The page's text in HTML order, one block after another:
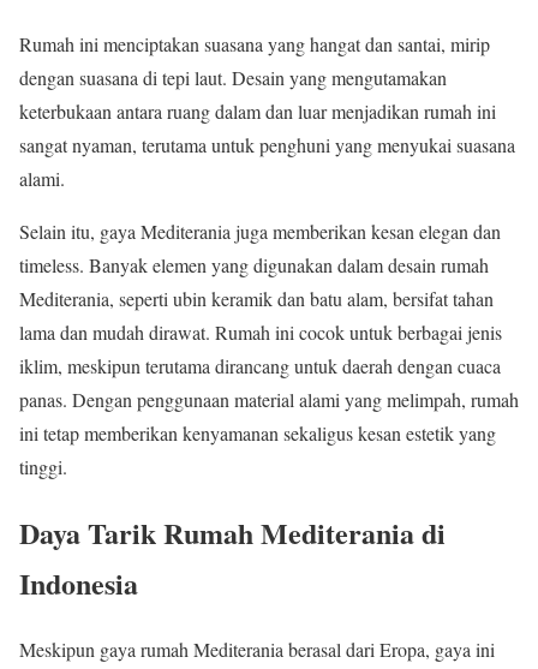
Rumah ini menciptakan suasana yang hangat dan santai, mirip
dengan suasana di tepi laut. Desain yang mengutamakan
keterbukaan antara ruang dalam dan luar menjadikan rumah ini
sangat nyaman, terutama untuk penghuni yang menyukai suasana
alami.
Selain itu, gaya Mediterania juga memberikan kesan elegan dan
timeless. Banyak elemen yang digunakan dalam desain rumah
Mediterania, seperti ubin keramik dan batu alam, bersifat tahan
lama dan mudah dirawat. Rumah ini cocok untuk berbagai jenis
iklim, meskipun terutama dirancang untuk daerah dengan cuaca
panas. Dengan penggunaan material alami yang melimpah, rumah
ini tetap memberikan kenyamanan sekaligus kesan estetik yang
tinggi.
Daya Tarik Rumah Mediterania di
Indonesia
Meskipun gaya rumah Mediterania berasal dari Eropa, gaya ini